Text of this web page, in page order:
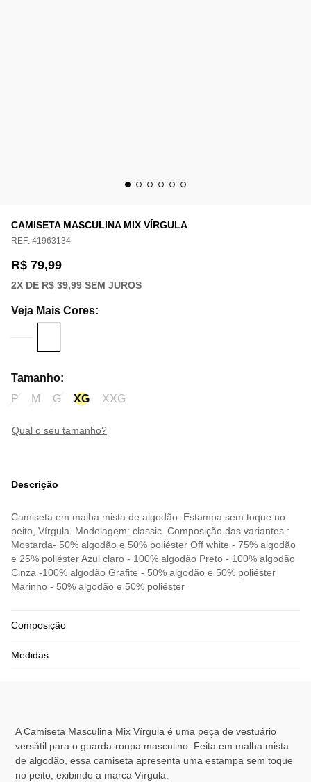
CAMISETA MASCULINA MIX VÍRGULA
REF: 41963134
R$ 79,99
2X DE R$ 39,99 SEM JUROS
Veja Mais Cores:
Tamanho:
P
M G XG XXG
qual o seu tamanho?
Descrição
Camiseta em malha mista de algodão. Estampa sem toque no
peito, Vírgula. Modelagem: classic. Composição das variantes :
Mostarda- 50% algodão e 50% poliéster Off white - 75% algodão
e 25% poliéster Azul claro - 100% algodão Preto - 100% algodão
Cinza -100% algodão Grafite - 50% algodão e 50% poliéster
Marinho - 50% algodão e 50% poliéster
Composição
Medidas
A Camiseta Masculina Mix Vírgula é uma peça de vestuário
versátil para o guarda-roupa masculino. Feita em malha mista
de algodão, essa camiseta apresenta uma estampa sem toque
no peito, exibindo a marca Vírgula.